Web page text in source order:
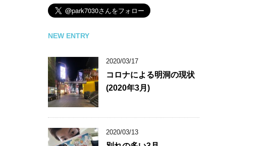
NEW ENTRY
2020/03/17
コロナによる明洞の現状
(2020年3月)
2020/03/13